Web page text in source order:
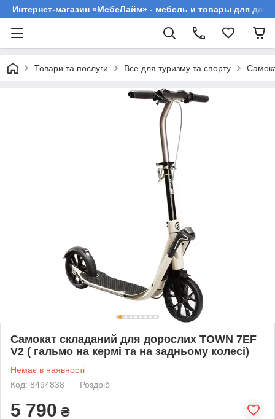
Интернет-магазин «МебеЛайм» - мебель и товары для
Товари та послуги Все для туризму та спорту
Самокат складаний для дорослих TOWN 7EF
V2 ( гальмо на кермі та на задньому колесі)
Немає в наявності
Код: 8494838
Роздріб
5 790 ₴